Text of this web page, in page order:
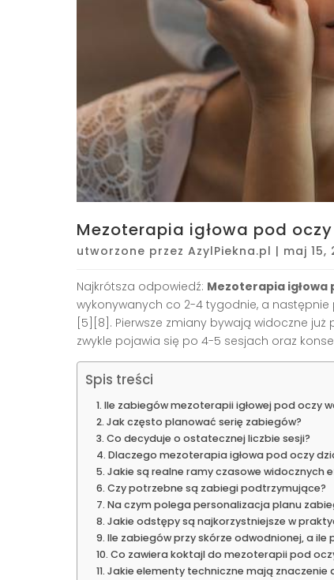
Mezoterapia igłowa pod
utworzone przez AzylPiekna.pl | maj 15,
Najkrótsza odpowiedź: Mezoterapia igłowa
wykonywanych co 2-4 tygodnie, a następnie
[5][8]. Pierwsze zmiany bywają widoczne
zwykle pojawia się po 4-5 sesjach oraz
Spis treści
Ile zabiegów mezoterapii igłowej pod oczy
Jak często planować serię zabiegów?
Co decyduje o ostatecznej liczbie sesji?
Dlaczego mezoterapia igłowa pod oczy
Jakie są realne ramy czasowe widocznych
Czy potrzebne są zabiegi podtrzymujące?
Na czym polega personalizacja planu
Jakie odstępy są najkorzystniejsze w
Ile zabiegów przy skórze odwodnionej, a ile
Co zawiera koktajl do mezoterapii pod
Jakie elementy techniczne mają znaczenie